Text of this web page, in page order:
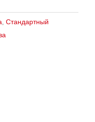
Стандартный